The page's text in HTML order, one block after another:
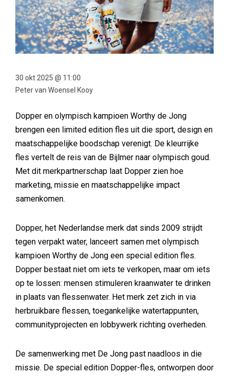
30 okt 2025 @ 11:00
Peter van Woensel Kooy
Dopper en olympisch kampioen Worthy de Jong
brengen een limited edition fles uit die sport, design en
maatschappelijke boodschap verenigt. De kleurrijke
fles vertelt de reis van de Bijlmer naar olympisch goud.
Met dit merkpartnerschap laat Dopper zien hoe
marketing, missie en maatschappelijke impact
samenkomen.
Dopper, het Nederlandse merk dat sinds 2009 strijdt
tegen verpakt water, lanceert samen met olympisch
kampioen Worthy de Jong een special edition fles.
Dopper bestaat niet om iets te verkopen, maar om iets
op te lossen: mensen stimuleren kraanwater te drinken
in plaats van flessenwater. Het merk zet zich in via
herbruikbare flessen, toegankelijke watertappunten,
communityprojecten en lobbywerk richting overheden.
De samenwerking met De Jong past naadloos in die
missie. De special edition Dopper-fles, ontworpen door